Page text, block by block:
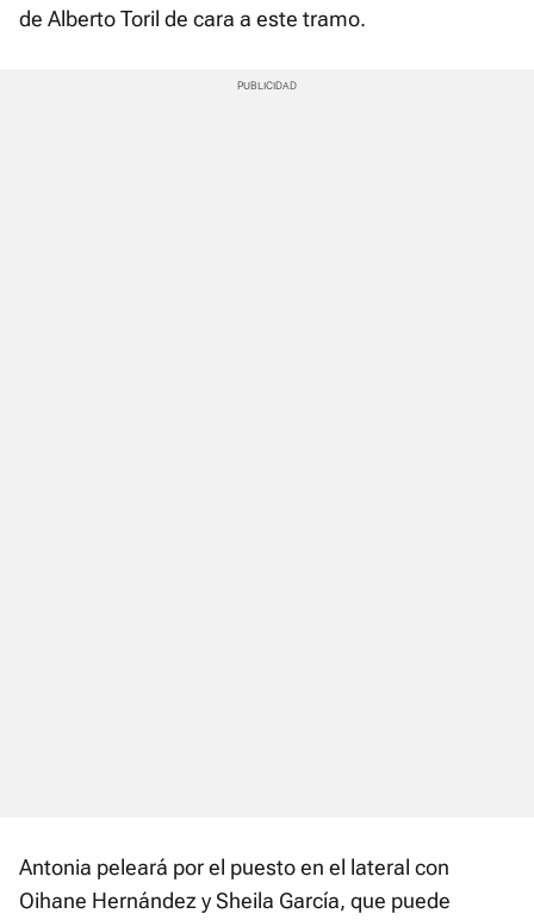
de Alberto Toril de cara a este tramo.
Antonia peleará por el puesto en el lateral con
Oihane Hernández y Sheila García, que puede